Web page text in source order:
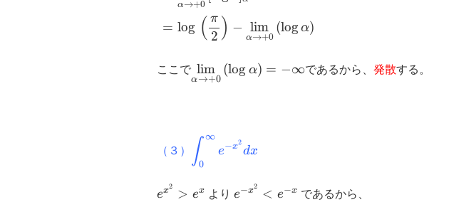
α→+0
= log ( π
2 ) − lim
α→+0
(log α)
ここで \displaystyle
\lim_{\alpha
)=-\infty
α→+0
lim (log α) = −∞であるから、 発散する。
（３）
\displaystyle
\int_0^{\infty}
∫0
∞
e−x2
dx
e^{x^2}>e^x
ex2 > ex より e^{-
e−x2 < e−x であるから、